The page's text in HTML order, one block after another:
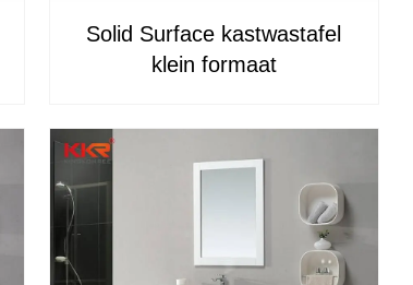
Solid Surface kastwastafel
klein formaat